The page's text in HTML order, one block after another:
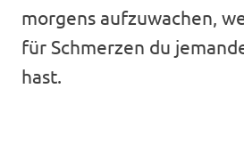
morgens aufzuwachen,
für Schmerzen du
hast.